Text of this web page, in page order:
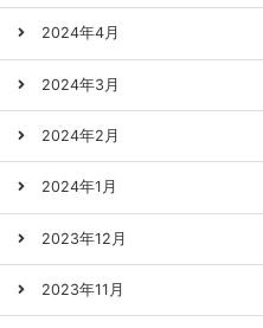
2024年4月
2024年3月
2024年2月
2024年1月
2023年12月
2023年11月